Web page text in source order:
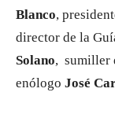
Blanco,
director de la
Solano, sumiller
enólogo José